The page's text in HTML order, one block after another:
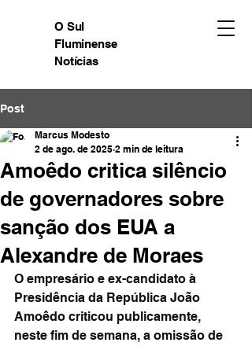
O Sul
Fluminense
Notícias
Post
Amoêdo critica silêncio
de governadores sobre
sanção dos EUA a
Alexandre de Moraes
Marcus Modesto
2 de ago. de 2025 2 min de leitura
O empresário e ex-candidato à
Presidência da República João
Amoêdo criticou publicamente,
neste fim de semana, a omissão de